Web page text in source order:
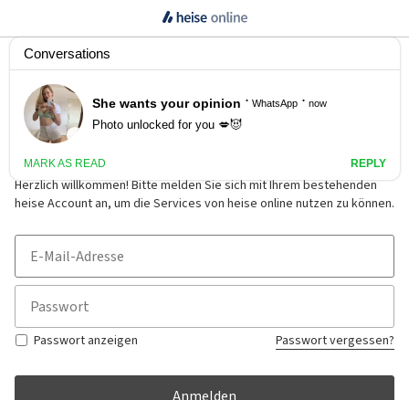
Herzlich willkommen! Bitte melden Sie sich mit Ihrem bestehenden
heise Account an, um die Services von heise online nutzen zu können.
Passwort anzeigen Passwort vergessen?
Anmelden